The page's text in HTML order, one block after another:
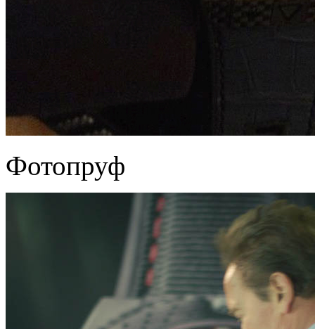
Фотопруф